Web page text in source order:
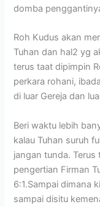
domba
Roh Kudus akan
Tuhan dan hal2 yg
terus taat dipimpin
perkara rohani,
di luar Gereja dan
Beri waktu lebih
kalau Tuhan suruh
jangan tunda.
pengertian Firman
6:1.Sampai dimana
sampai disitu